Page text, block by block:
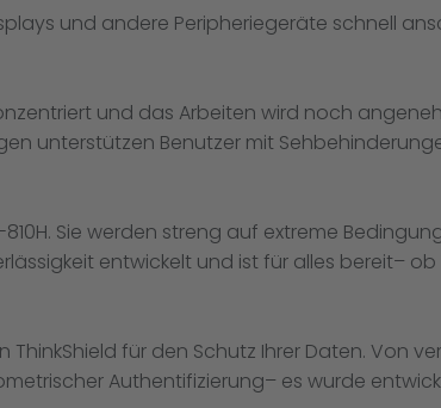
und andere Peripheriegeräte schnell
und das Arbeiten wird noch
unterstützen Benutzer mit
Sie werden streng auf extreme
entwickelt und ist für alles bereit–
für den Schutz Ihrer Daten. Von
Authentifizierung– es wurde